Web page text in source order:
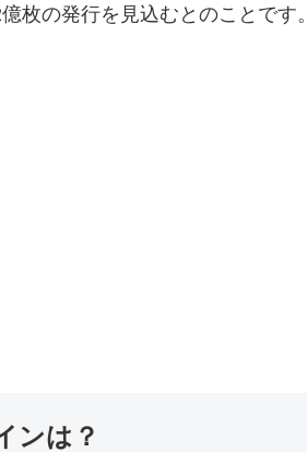
枚の発行を見込むとのことです。
ンは？